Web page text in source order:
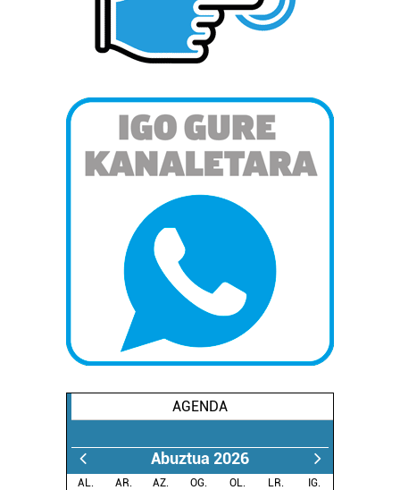
AGENDA
Abuztua 2026
AL. AR. AZ. OG. OL. LR.
IG.